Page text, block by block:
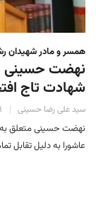
همسر و مادر شهیدان
نهضت حسینی
شهادت تاج
سید علی رضا حسینی
نهضت حسینی متعلق به
عاشورا به دلیل تقابل